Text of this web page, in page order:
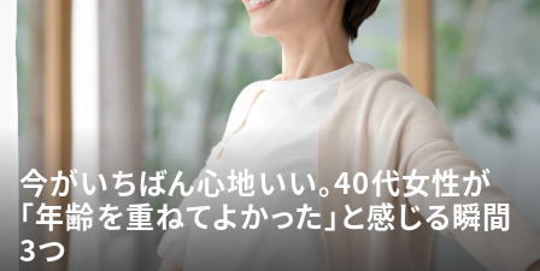
今がいちばん心地いい。40代女性が
「年齢を重ねてよかった」と感じる瞬間
3つ